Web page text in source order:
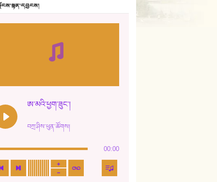
ཨ་མའི་ཕྱག་ཟུང་།
བཀྲ་ཤིས་ཕུན་ཚོགས།
00:00